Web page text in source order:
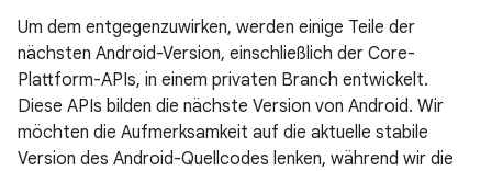
Um dem entgegenzuwirken, werden einige Teile der
nächsten Android-Version, einschließlich der Core-
Plattform-APIs, in einem privaten Branch entwickelt.
Diese APIs bilden die nächste Version von Android. Wir
möchten die Aufmerksamkeit auf die aktuelle stabile
Version des Android-Quellcodes lenken, während wir die